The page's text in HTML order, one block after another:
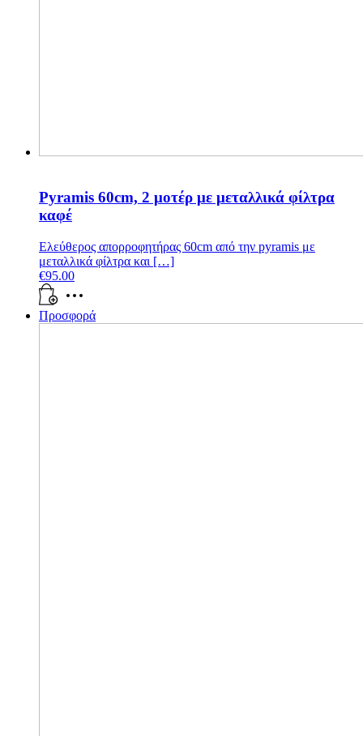
Pyramis 60cm, 2 μοτέρ με μεταλλικά φίλτρα
καφέ
Ελεύθερος απορροφητήρας 60cm από την pyramis με
μεταλλικά φίλτρα και […]
€95.00
Προσφορά